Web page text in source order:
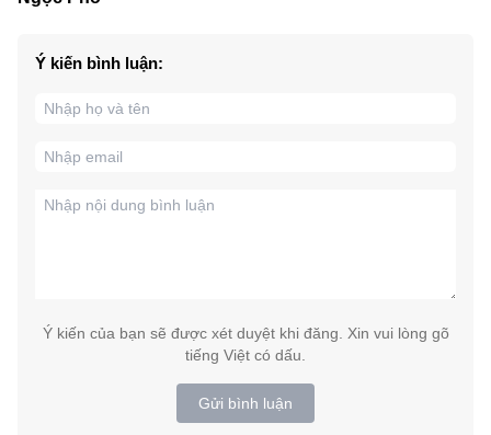
Ý kiến bình luận:
Ý kiến của bạn sẽ được xét duyệt khi đăng. Xin vui lòng gõ
tiếng Việt có dấu.
Gửi bình luận